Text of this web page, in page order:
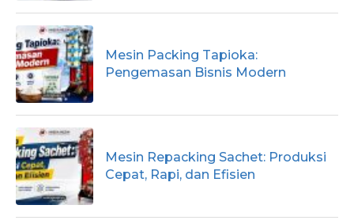
Mesin Packing Tapioka:
Pengemasan Bisnis Modern
Mesin Repacking Sachet: Produksi
Cepat, Rapi, dan Efisien